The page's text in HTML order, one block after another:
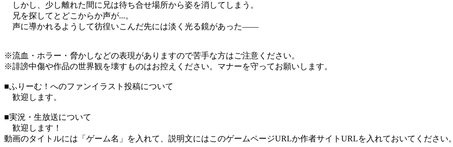
しかし、少し離れた間に兄は待ち合せ場所から姿を消してしまう。
兄を探してとどこからか声が...。
声に導かれるようして彷徨いこんだ先には淡く光る鏡があった――
※流血・ホラー・脅かしなどの表現がありますので苦手な方はご注意ください。
※誹謗中傷や作品の世界観を壊すものはお控えください。マナーを守ってお願いします。
■ふりーむ！へのファンイラスト投稿について
歓迎します。
■実況・生放送について
歓迎します！
動画のタイトルには「ゲーム名」を入れて、説明文にはこのゲームページURLか作者サイトURLを入れておいてください。